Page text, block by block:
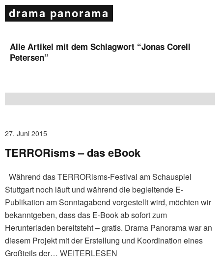
drama panorama
Alle Artikel mit dem Schlagwort “Jonas Corell
Petersen”
27. Juni 2015
TERRORisms – das eBook
Während das TERRORisms-Festival am Schauspiel
Stuttgart noch läuft und während die begleitende E-
Publikation am Sonntagabend vorgestellt wird, möchten wir
bekanntgeben, dass das E-Book ab sofort zum
Herunterladen bereitsteht – gratis. Drama Panorama war an
diesem Projekt mit der Erstellung und Koordination eines
Großteils der… WEITERLESEN